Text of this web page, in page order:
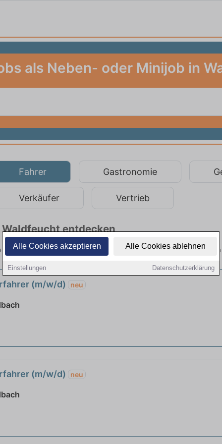
Alle Cookies akzeptieren Alle Cookies ablehnen
Einstellungen Datenschutzerklärung
als Neben- oder Minijob in
Fahrer Gastronomie
Verkäufer Vertrieb
entdecken
hier die aktuellsten Angebote. Entdecken Sie freie Optionen
(m/w/d) neu
(m/w/d) neu